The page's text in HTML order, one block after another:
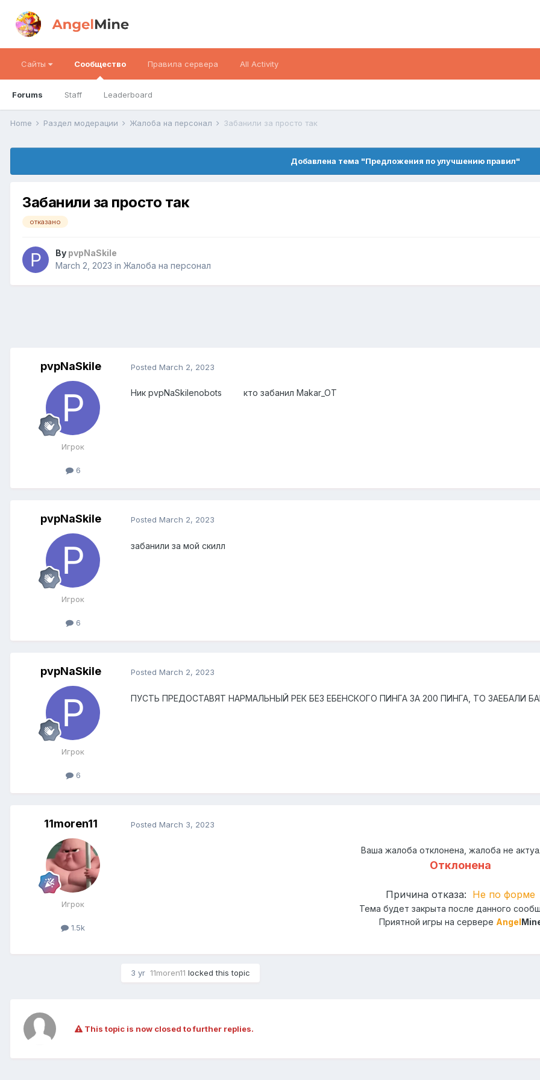
Сайты Сообщество
Forums Staff Leaderboard
Правила сервера All Activity
Home Раздел модерации Жалоба на персонал Забанили за просто так
Добавлена тема "Предложения по улучшению правил"
Забанили за просто так
отказано
By pvpNaSkile
March 2, 2023 in Жалоба на персонал
pvpNaSkile
Игрок
6
Posted March 2, 2023
Ник pvpNaSkilenobots кто забанил Makar_OT
pvpNaSkile
Игрок
6
Posted March 2, 2023
забанили за мой скилл
pvpNaSkile
Игрок
6
Posted March 2, 2023
ПУСТЬ ПРЕДОСТАВЯТ НАРМАЛЬНЫЙ РЕК БЕЗ ЕБЕНСКОГО ПИНГА ЗА 200 ПИНГА, ТО ЗАЕБАЛИ
11moren11
Игрок
1.5k
Posted March 3, 2023
Ваша жалоба отклонена, жалоба не
Отклонена
Причина отказа: Не по форме
Тема будет закрыта после данного
Приятной игры на сервере Angel
3 yr 11moren11 locked this topic
This topic is now closed to further replies.